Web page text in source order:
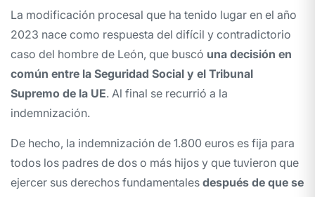
La modificación procesal que ha tenido lugar en el año
2023 nace como respuesta del difícil y contradictorio
caso del hombre de León, que buscó una decisión en
común entre la Seguridad Social y el Tribunal
Supremo de la UE. Al final se recurrió a la
indemnización.
De hecho, la indemnización de 1.800 euros es fija para
todos los padres de dos o más hijos y que tuvieron que
ejercer sus derechos fundamentales después de que se